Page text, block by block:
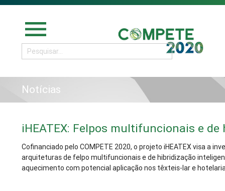
menu
Notícias
iHEATEX: Felpos multifuncionais e
Cofinanciado pelo COMPETE 2020, o projeto iHEATEX visa a
arquiteturas de felpo multifuncionais e de hibridização
aquecimento com potencial aplicação nos têxteis-lar e